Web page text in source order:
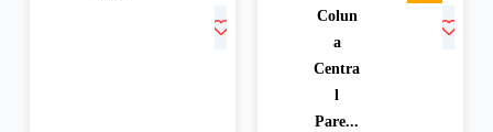
Colun
a
Centra
l
Pare...